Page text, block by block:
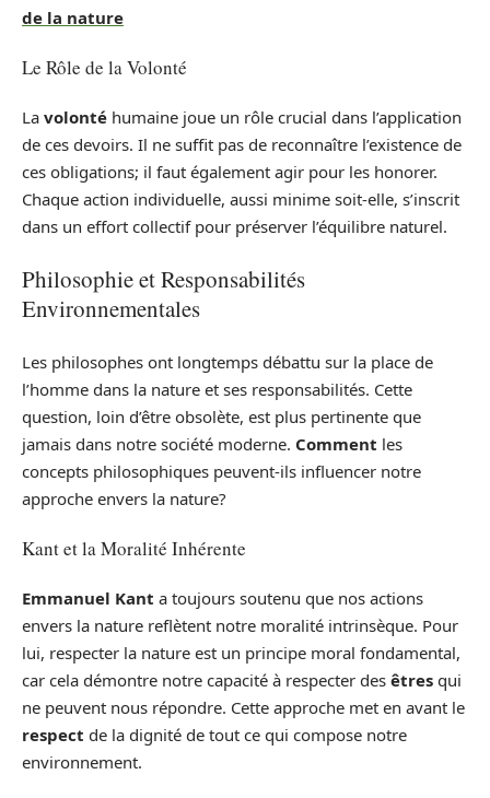
de la nature
Le Rôle de la Volonté
La volonté humaine joue un rôle crucial dans l’application
de ces devoirs. Il ne suffit pas de reconnaître l’existence de
ces obligations; il faut également agir pour les honorer.
Chaque action individuelle, aussi minime soit-elle, s’inscrit
dans un effort collectif pour préserver l’équilibre naturel.
Philosophie et Responsabilités
Environnementales
Les philosophes ont longtemps débattu sur la place de
l’homme dans la nature et ses responsabilités. Cette
question, loin d’être obsolète, est plus pertinente que
jamais dans notre société moderne. Comment les
concepts philosophiques peuvent-ils influencer notre
approche envers la nature?
Kant et la Moralité Inhérente
Emmanuel Kant a toujours soutenu que nos actions
envers la nature reflètent notre moralité intrinsèque. Pour
lui, respecter la nature est un principe moral fondamental,
car cela démontre notre capacité à respecter des êtres qui
ne peuvent nous répondre. Cette approche met en avant le
respect de la dignité de tout ce qui compose notre
environnement.